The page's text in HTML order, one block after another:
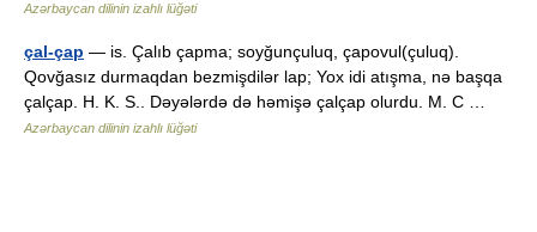
Azərbaycan dilinin izahlı lüğəti
çal-çap — is. Çalıb çapma; soyğunçuluq, çapovul(çuluq).
Qovğasız durmaqdan bezmişdilər lap; Yox idi atışma, nə başqa
çalçap. H. K. S.. Dəyələrdə də həmişə çalçap olurdu. M. C …
Azərbaycan dilinin izahlı lüğəti